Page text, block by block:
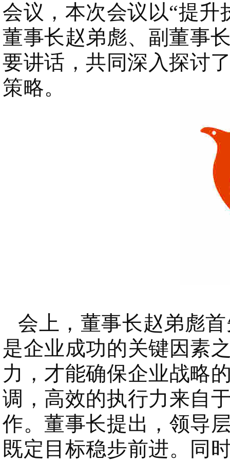
会议，本次会议以“提
董事长赵弟彪、副董事
要讲话，共同深入探讨
策略。
会上，董事长赵弟彪
是企业成功的关键因素
力，才能确保企业战略
调，高效的执行力来自
作。董事长提出，领导
既定目标稳步前进。同